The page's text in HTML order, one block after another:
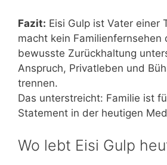
Fazit: Eisi Gulp ist Vater einer
macht kein Familienfernsehen
bewusste Zurückhaltung
Anspruch, Privatleben und
trennen.
Das unterstreicht: Familie ist
Statement in der heutigen
Wo lebt Eisi Gulp